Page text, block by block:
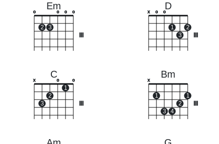
Em
o
2 3
o o o
D
x o o
1
3
2
C
x
3
2
o
1
o
Bm
x
1
3 4
2
1